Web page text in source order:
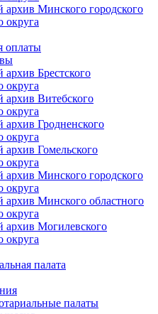
архив Минского городского
округа
оплаты
Брестского
округа
архив Витебского
округа
Гродненского
округа
Гомельского
округа
архив Минского городского
округа
архив Минского областного
округа
архив Могилевского
округа
палата
палаты